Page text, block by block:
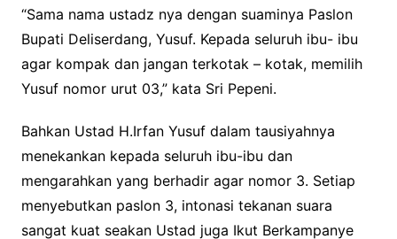
“Sama nama ustadz nya dengan suaminya Paslon
Bupati Deliserdang, Yusuf. Kepada seluruh ibu- ibu
agar kompak dan jangan terkotak – kotak, memilih
Yusuf nomor urut 03,” kata Sri Pepeni.
Bahkan Ustad H.Irfan Yusuf dalam tausiyahnya
menekankan kepada seluruh ibu-ibu dan
mengarahkan yang berhadir agar nomor 3. Setiap
menyebutkan paslon 3, intonasi tekanan suara
sangat kuat seakan Ustad juga Ikut Berkampanye